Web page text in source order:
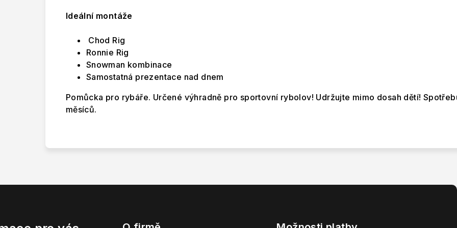
Ideální montáže
Chod Rig
Ronnie Rig
Snowman kombinace
Samostatná prezentace nad dnem
Pomůcka pro rybáře. Určené výhradně pro sportovní rybolov! Udržujte mimo dosah dětí!
měsíců.